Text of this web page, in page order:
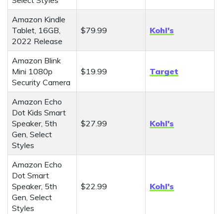
Amazon Kindle
Tablet, 16GB,
2022 Release
$79.99 Kohl's
Amazon Blink
Mini 1080p
Security Camera
$19.99 Target
Amazon Echo
Dot Kids Smart
Speaker, 5th
Gen, Select
Styles
$27.99 Kohl's
Amazon Echo
Dot Smart
Speaker, 5th
Gen, Select
Styles
$22.99 Kohl's